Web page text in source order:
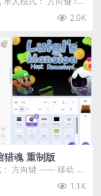
动 Z / K —— 抓...
2.0K
猎魂 重制版
： 方向键 —— 移动 &
打开宝箱 将你...
1.1K